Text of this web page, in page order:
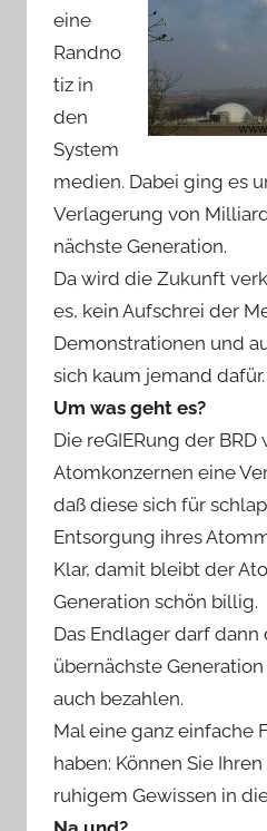
eine
Randno
tiz in
den
System
medien. Dabei ging es
Verlagerung von
nächste Generation.
Da wird die Zukunft
es, kein Aufschrei der
Demonstrationen und
sich kaum jemand dafür.
Um was geht es?
Die reGIERung der
Atomkonzernen eine
daß diese sich für
Entsorgung ihres
Klar, damit bleibt der
Generation schön billig.
Das Endlager darf
übernächste
auch bezahlen.
Mal eine ganz einfache
haben: Können Sie
ruhigem Gewissen in